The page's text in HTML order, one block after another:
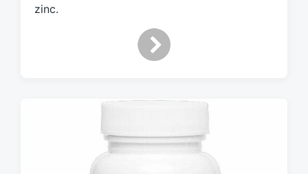
zinc.